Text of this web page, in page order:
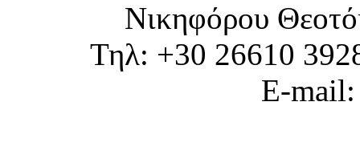
Νικηφόρου
Τηλ: +30 26610
E-